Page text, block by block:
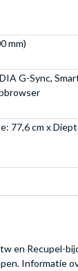
mm)
G-Sync,
77,6 cm x
en Recupel-
Informatie